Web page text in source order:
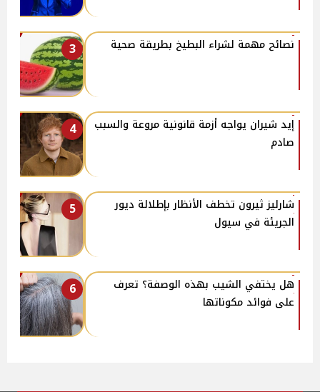
3 نصائح مهمة لشراء البطيخ بطريقة صحية
4
إيد شيران يواجه أزمة قانونية مروعة والسبب
صادم
5
شارليز ثيرون تخطف الأنظار بإطلالة ديور
الجريئة في سيول
6
هل يختفي الشيب بهذه الوصفة؟ تعرف
على فوائد مكوناتها